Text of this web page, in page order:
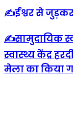
✍️ईश्वर से जुड़कर
✍️सामुदायिक
स्वास्थ्य केंद्र
मेला का किया